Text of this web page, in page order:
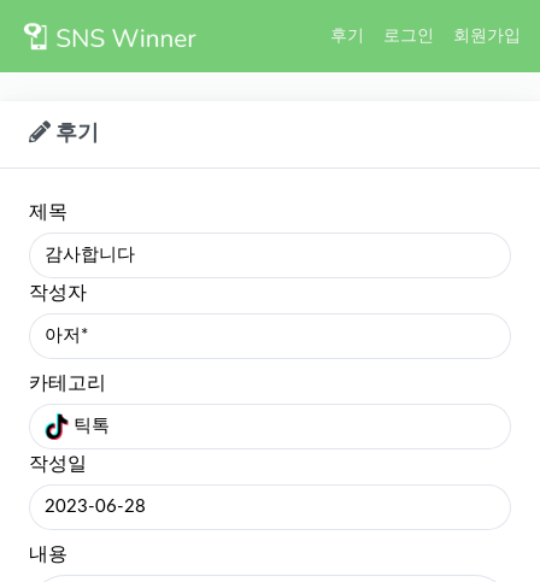
후기 로그인 회원가입
후기
제목
감사합니다
작성자
아저*
카테고리
틱톡
작성일
2023-06-28
내용